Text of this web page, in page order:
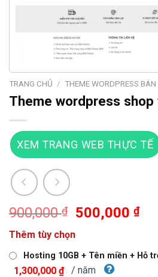
TRANG CHỦ / THEME WORDPRESS BÁN
Theme wordpress
XEM TRANG WEB THỰC TẾ
900,000₫
Giá
là:
900,000 ₫.
500,000₫Giá
là:
Thêm tùy chọn
Hosting 10GB + Tên miền + Hỗ
1,300,000 ₫ / năm